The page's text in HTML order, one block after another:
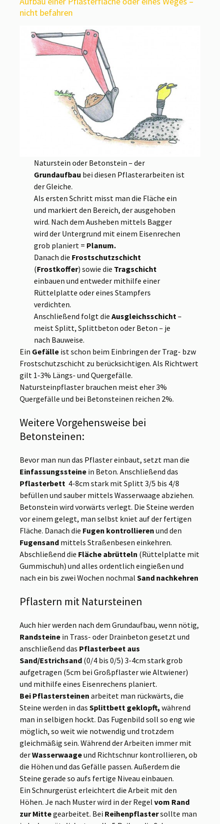
nicht befahren
Naturstein oder Betonstein – der
Grundaufbau bei diesen Pflasterarbeiten ist
der Gleiche.
Als ersten Schritt misst man die Fläche ein
und markiert den Bereich, der ausgehoben
wird. Nach dem Ausheben mittels Bagger
wird der Untergrund mit einem Eisenrechen
grob planiert = Planum.
Danach die Frostschutzschicht
(Frostkoffer) sowie die Tragschicht
einbauen und entweder mithilfe einer
Rüttelplatte oder eines Stampfers
verdichten.
Anschließend folgt dieAusgleichsschicht–
meist Splitt, Splittbeton oder Beton – je
nach Bauweise.
Ein Gefälle ist schon beim Einbringen der Trag- bzw
Frostschutzschicht zu berücksichtigen. Als Richtwert
gilt 1-3% Längs- und Quergefälle.
Natursteinpflaster brauchen meist eher 3%
Quergefälle und bei Betonsteinen reichen 2%.
Weitere Vorgehensweise bei
Betonsteinen:
Bevor man nun das Pflaster einbaut, setzt man die
Einfassungssteine in Beton. Anschließend das
Pflasterbett 4-8cm stark mit Splitt 3/5 bis 4/8
befüllen und sauber mittels Wasserwaage abziehen.
Betonstein wird vorwärts verlegt. Die Steine werden
vor einem gelegt, man selbst kniet auf der fertigen
Fläche. Danach die Fugen kontrollieren und den
Fugensand mittels Straßenbesen einkehren.
Abschließend die Fläche abrütteln (Rüttelplatte mit
Gummischuh) und alles ordentlich eingießen und
nach ein bis zwei Wochen nochmal Sand nachkehren
Pflastern mit Natursteinen
Auch hier werden nach dem Grundaufbau, wenn nötig,
Randsteine in Trass- oder Drainbeton gesetzt und
anschließend das Pflasterbeet aus
Sand/Estrichsand (0/4 bis 0/5) 3-4cm stark grob
aufgetragen (5cm bei Großpflaster wie Altwiener)
und mithilfe eines Eisenrechens planiert.
Bei Pflastersteinen arbeitet man rückwärts, die
Steine werden in das Splittbett geklopft, während
man in selbigen hockt. Das Fugenbild soll so eng wie
möglich, so weit wie notwendig und trotzdem
gleichmäßig sein. Während der Arbeiten immer mit
derWasserwaageund Richtschnur kontrollieren, ob
die Höhen und das Gefälle passen. Außerdem die
Steine gerade so aufs fertige Niveau einbauen.
Ein Schnurgerüst erleichtert die Arbeit mit den
Höhen. Je nach Muster wird in der Regel vom Rand
zur Mittegearbeitet. Bei Reihenpflastersollte man